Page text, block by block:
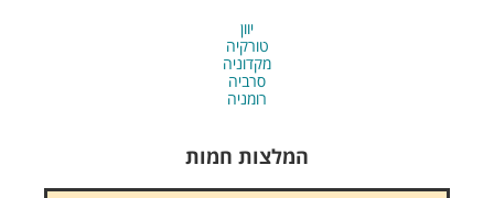
יוון
טורקיה
מקדוניה
סרביה
רומניה
המלצות חמות